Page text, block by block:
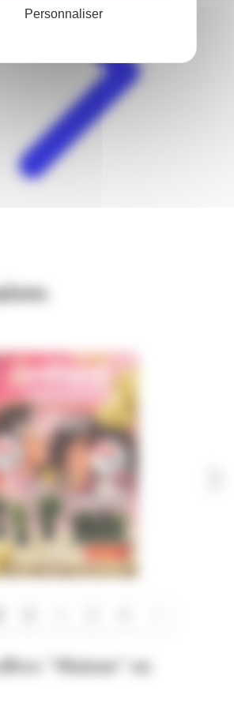
Personnaliser
"Maison" en